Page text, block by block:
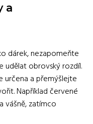
a
dárek, nezapomeňte
udělat obrovský rozdíl.
určena a přemýšlejte
Například červené
vášně, zatímco